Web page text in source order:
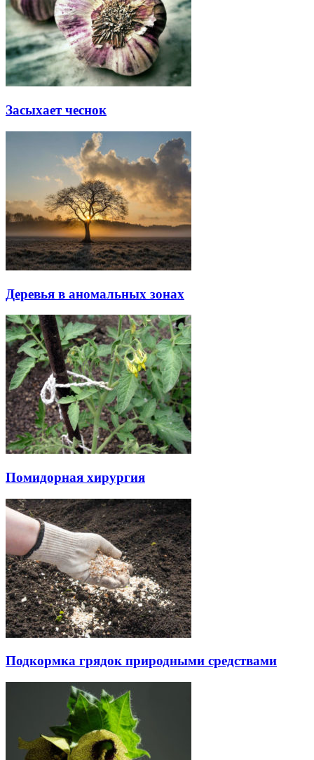
Засыхает чеснок
Деревья в аномальных зонах
Помидорная хирургия
Подкормка грядок природными средствами